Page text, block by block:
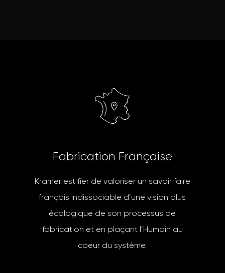
Fa brication Française
Kramer est fier de valoriser un savoir faire
français indissociable d’une vision plus
écologique de son processus de
fabrication et en plaçant l’Humain au
coeur du système.